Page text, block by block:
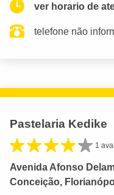
ver horario de
telefone não
Pastelaria Kedike
1
Avenida Afonso
Conceição,